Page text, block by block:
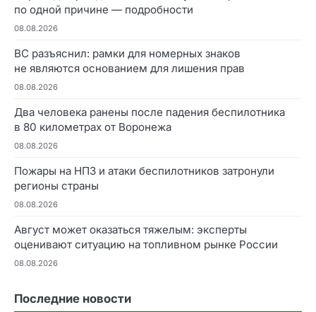
по одной причине — подробности
08.08.2026
ВС разъяснил: рамки для номерных знаков
не являются основанием для лишения прав
08.08.2026
Два человека ранены после падения беспилотника
в 80 километрах от Воронежа
08.08.2026
Пожары на НПЗ и атаки беспилотников затронули
регионы страны
08.08.2026
Август может оказаться тяжелым: эксперты
оценивают ситуацию на топливном рынке России
08.08.2026
Последние новости